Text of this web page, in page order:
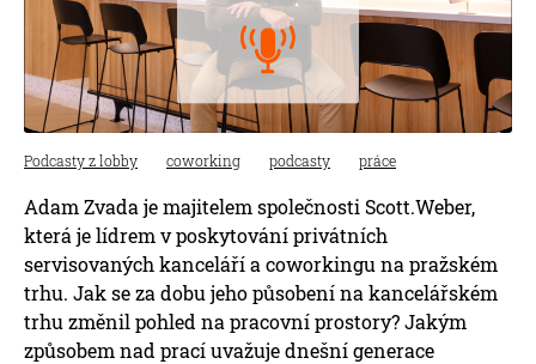
Podcasty z lobby coworking podcasty práce
Adam Zvada je majitelem společnosti Scott.Weber,
která je lídrem v poskytování privátních
servisovaných kanceláří a coworkingu na pražském
trhu. Jak se za dobu jeho působení na kancelářském
trhu změnil pohled na pracovní prostory? Jakým
způsobem nad prací uvažuje dnešní generace